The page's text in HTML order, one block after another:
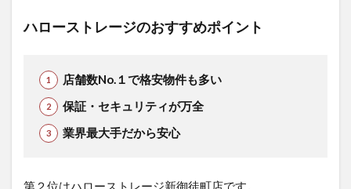
ハローストレージのおすすめポイント
店舗数No.１で格安物件も多い
保証・セキュリティが万全
業界最大手だから安心
第２位はハローストレージ新御徒町店です。